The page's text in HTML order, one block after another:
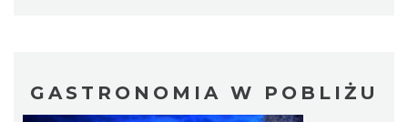
GASTRONOMIA W POBLIŻU